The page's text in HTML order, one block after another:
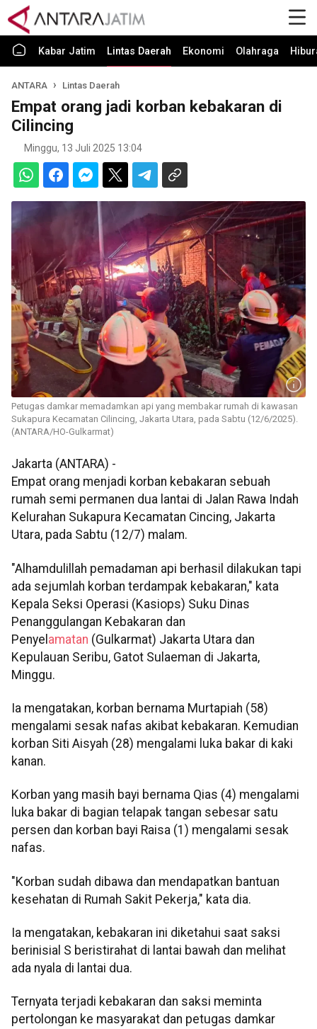
Kabar Jatim Lintas Daerah Ekonomi Olahraga
ANTARA Lintas Daerah
Empat orang jadi korban kebakaran di
Cilincing
Minggu, 13 Juli 2025 13:04
Petugas damkar memadamkan api yang membakar rumah di kawasan
Sukapura Kecamatan Cilincing, Jakarta Utara, pada Sabtu (12/6/2025).
(ANTARA/HO-Gulkarmat)
Jakarta (ANTARA) -
Empat orang menjadi korban kebakaran sebuah
rumah semi permanen dua lantai di Jalan Rawa Indah
Kelurahan Sukapura Kecamatan Cincing, Jakarta
Utara, pada Sabtu (12/7) malam.
"Alhamdulillah pemadaman api berhasil dilakukan tapi
ada sejumlah korban terdampak kebakaran," kata
Kepala Seksi Operasi (Kasiops) Suku Dinas
Penanggulangan Kebakaran dan
Penyel amatan (Gulkarmat) Jakarta Utara dan
Kepulauan Seribu, Gatot Sulaeman di Jakarta,
Minggu.
Ia mengatakan, korban bernama Murtapiah (58)
mengalami sesak nafas akibat kebakaran. Kemudian
korban Siti Aisyah (28) mengalami luka bakar di kaki
kanan.
Korban yang masih bayi bernama Qias (4) mengalami
luka bakar di bagian telapak tangan sebesar satu
persen dan korban bayi Raisa (1) mengalami sesak
nafas.
"Korban sudah dibawa dan mendapatkan bantuan
kesehatan di Rumah Sakit Pekerja," kata dia.
Ia mengatakan, kebakaran ini diketahui saat saksi
berinisial S beristirahat di lantai bawah dan melihat
ada nyala di lantai dua.
Ternyata terjadi kebakaran dan saksi meminta
pertolongan ke masyarakat dan petugas damkar